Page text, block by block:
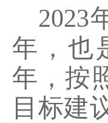
2023
年，也
年，按
目标建